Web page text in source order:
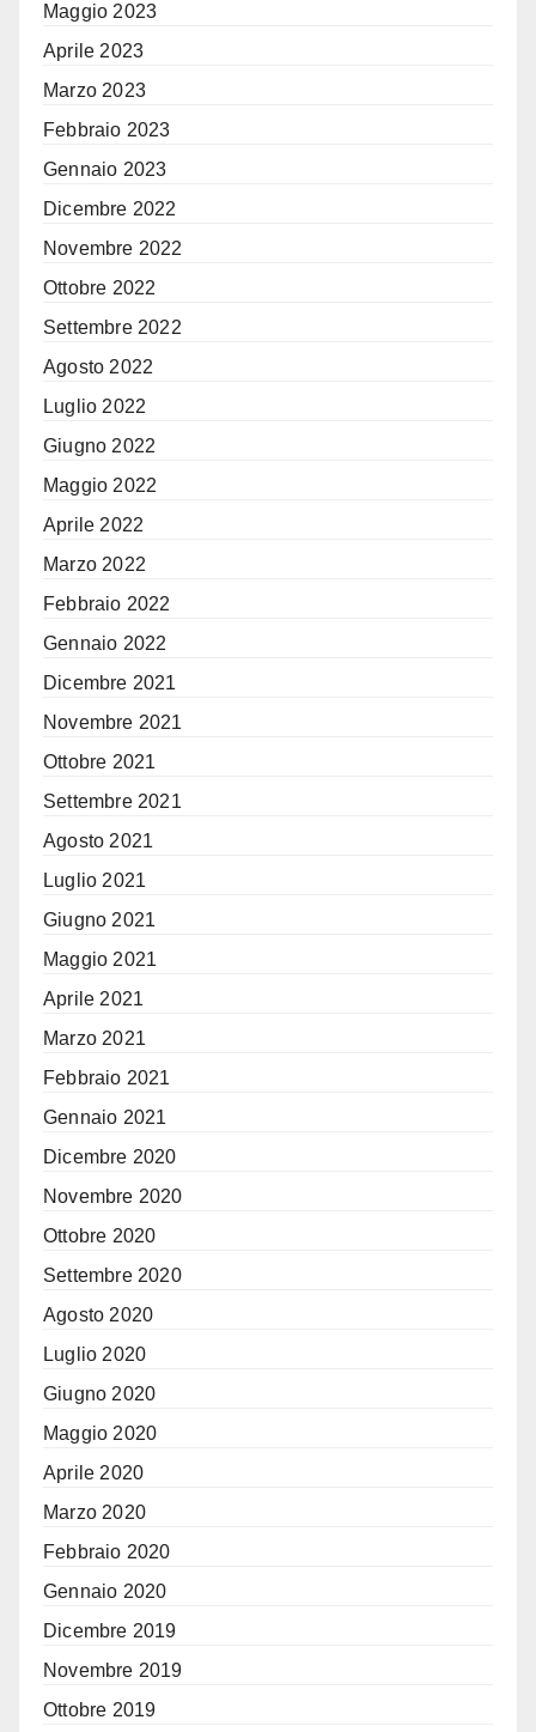
Maggio 2023
Aprile 2023
Marzo 2023
Febbraio 2023
Gennaio 2023
Dicembre 2022
Novembre 2022
Ottobre 2022
Settembre 2022
Agosto 2022
Luglio 2022
Giugno 2022
Maggio 2022
Aprile 2022
Marzo 2022
Febbraio 2022
Gennaio 2022
Dicembre 2021
Novembre 2021
Ottobre 2021
Settembre 2021
Agosto 2021
Luglio 2021
Giugno 2021
Maggio 2021
Aprile 2021
Marzo 2021
Febbraio 2021
Gennaio 2021
Dicembre 2020
Novembre 2020
Ottobre 2020
Settembre 2020
Agosto 2020
Luglio 2020
Giugno 2020
Maggio 2020
Aprile 2020
Marzo 2020
Febbraio 2020
Gennaio 2020
Dicembre 2019
Novembre 2019
Ottobre 2019